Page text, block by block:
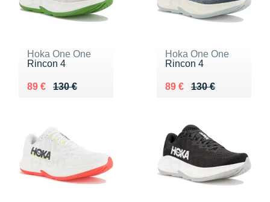
Hoka One One
Rincon 4
130 €
Au lieu de 130 €
89 €
Vendu 89 €
Hoka One One
Rincon 4
130 €
Au lieu de 130 €
89 €
Vendu 89 €